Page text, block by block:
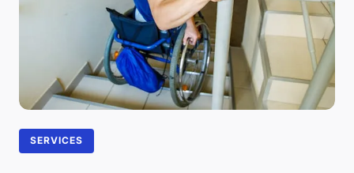
SERVICES